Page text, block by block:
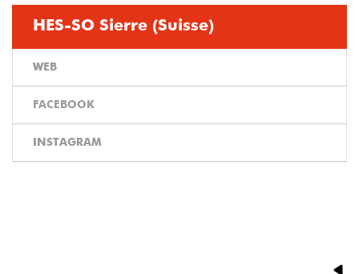
HES-SO Sierre (Suisse)
WEB
FACEBOOK
INSTAGRAM